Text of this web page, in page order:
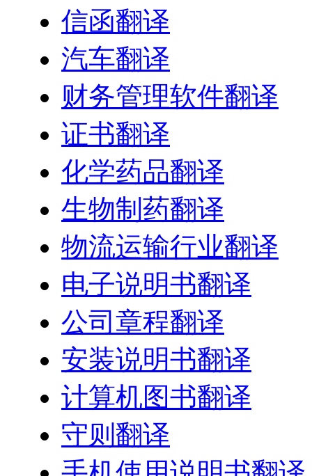
信函翻译
汽车翻译
财务管理软件翻译
证书翻译
化学药品翻译
生物制药翻译
物流运输行业翻译
电子说明书翻译
公司章程翻译
安装说明书翻译
计算机图书翻译
守则翻译